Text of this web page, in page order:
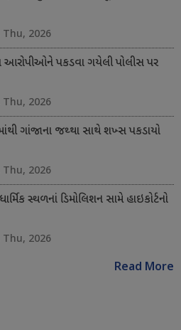
2026
આરોપીઓને પકડવા ગયેલી પોલીસ પર
2026
ગાંજાના જથ્થા સાથે શખ્સ પકડાયો
2026
સ્થળનાં ડિમોલિશન સામે હાઇકોર્ટનો
2026
Read More